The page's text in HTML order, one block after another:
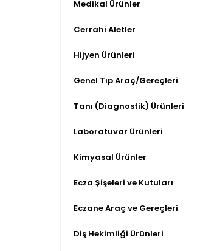
Medikal Ürünler
Cerrahi Aletler
Hijyen Ürünleri
Genel Tıp Araç/Gereçleri
Tanı (Diagnostik) Ürünleri
Laboratuvar Ürünleri
Kimyasal Ürünler
Ecza Şişeleri ve Kutuları
Eczane Araç ve Gereçleri
Diş Hekimliği Ürünleri